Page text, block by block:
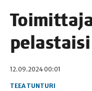
12.09.2024 00:01
TEEA TUNTURI